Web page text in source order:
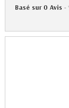
Basé sur 0 Avis -